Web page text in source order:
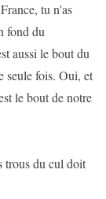
tu n'as
fond du
aussi le bout du
seule fois. Oui, et
le bout de notre
trous du cul doit